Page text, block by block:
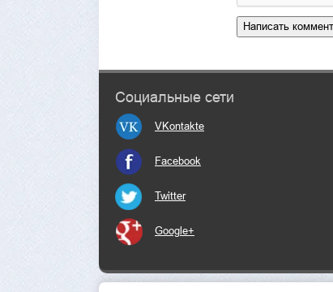
Социальные сети
VKontakte
Facebook
Twitter
Google+